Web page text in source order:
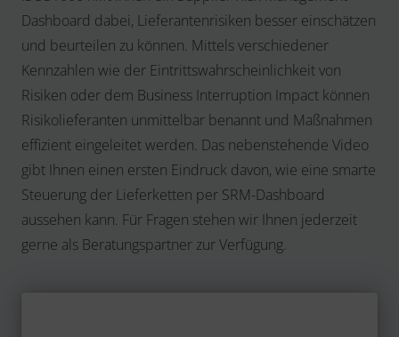
Dashboard dabei, Lieferantenrisiken besser einschätzen
und beurteilen zu können. Mittels verschiedener
Kennzahlen wie der Eintrittswahrscheinlichkeit von
Risiken oder dem Business Interruption Impact können
Risikolieferanten unmittelbar benannt und Maßnahmen
effizient eingeleitet werden. Das nebenstehende Video
gibt Ihnen einen ersten Eindruck davon, wie eine smarte
Steuerung der Lieferketten per SRM-Dashboard
aussehen kann. Für Fragen stehen wir Ihnen jederzeit
gerne als Beratungspartner zur Verfügung.